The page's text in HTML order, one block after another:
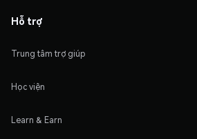
Hỗ trợ
Trung tâm trợ giúp
Học viện
Learn & Earn